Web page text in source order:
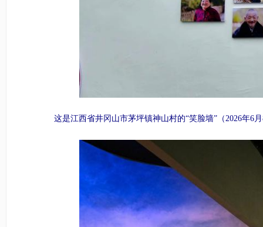
这是江西省井冈山市茅坪镇神山村的“笑脸墙”（2026年6